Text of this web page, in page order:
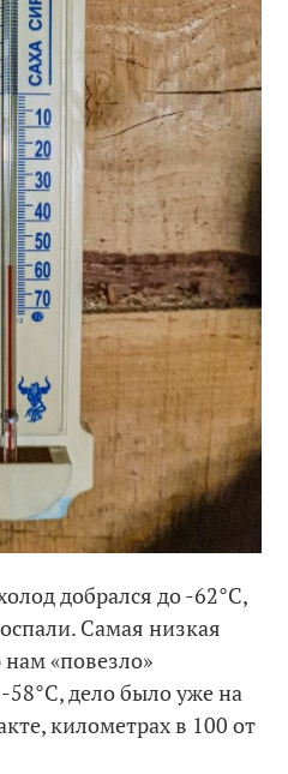
добрался до -62°C,
Самая низкая
«повезло»
58°C, дело было уже на
километрах в 100 от